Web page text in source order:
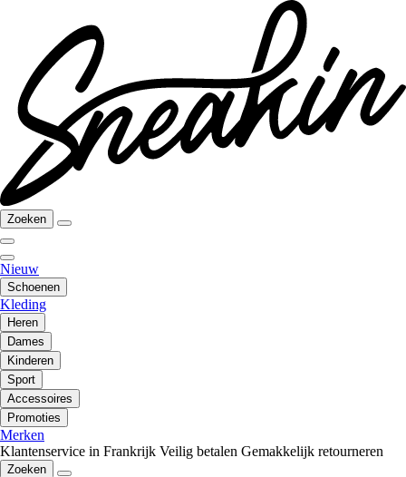
Zoeken
Nieuw
Schoenen
Kleding
Heren
Dames
Kinderen
Sport
Accessoires
Promoties
Merken
Klantenservice in Frankrijk Veilig betalen Gemakkelijk retourneren
Zoeken